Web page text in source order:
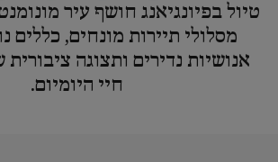
טיול בפיונגיאנג חושף עיר
מסלולי תיירות מונחים, כללים
אנושיות נדירים ותצוגה
חיי היומיום.